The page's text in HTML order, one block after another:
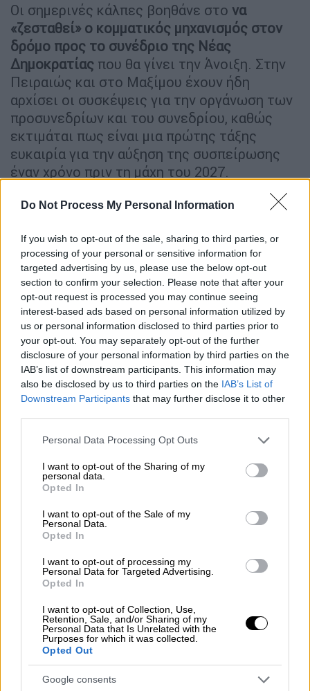
Do Not Process My Personal Information
If you wish to opt-out of the sale, sharing to third parties, or
processing of your personal or sensitive information for
targeted advertising by us, please use the below opt-out
section to confirm your selection. Please note that after your
opt-out request is processed you may continue seeing
interest-based ads based on personal information utilized by
us or personal information disclosed to third parties prior to
your opt-out. You may separately opt-out of the further
disclosure of your personal information by third parties on the
IAB’s list of downstream participants. This information may
also be disclosed by us to third parties on the IAB’s List of
Downstream Participants that may further disclose it to other
Please note that this website/app uses one or more Google
not limited to your visit or usage behaviour. You may click to
grant or deny consent to Google and its third-party tags to
use your data for below specified purposes in below Google
consent section.
Personal Data Processing Opt Outs
I want to opt-out of the Sharing of my
personal data.
Opted In
I want to opt-out of the Sale of my
Personal Data.
Opted In
I want to opt-out of processing my
Personal Data for Targeted Advertising.
Opted In
I want to opt-out of Collection, Use,
Retention, Sale, and/or Sharing of my
Personal Data that Is Unrelated with the
Purposes for which it was collected.
Opted Out
Google consents
Οι σημερινές κάλπες βοηθάνε στο να
«ζεσταθεί» ο κομματικός μηχανισμός στον
δρόμο προς το συνέδριο της Νέας
Δημοκρατίας που θα γίνει την Άνοιξη. Στην
Πειραιώς και στο Μαξίμου έχουν ήδη
αρχίσει οι συσκέψεις για την οργάνωση των
προσυνεδρίων και του συνεδρίου, καθώς
εκτιμάται πως είναι μια πρώτης τάξης
ευκαιρία για την αύξηση της συσπείρωσης
έναν χρόνο πριν τη μάχη του 2027.
Ικανοποίησηστους «γαλάζιους» προκαλεί το
Δημοκρατίας στιςδημοσκοπήσεις δείχνουν
να ανεβαίνουν λίγο, μετά από μια δύσκολη
περίοδο. Οι τελευταίες εξελίξεις στο
ενεργειακό πεδίο φαίνεται πως βοήθησαν
στην βελτίωση του κλίματος και έτσι στην
εκτίμηση ψήφου η Νέα Δημοκρατία
προσεγγίζει ή έχει φτάσει (ανάλογα με την
μέτρηση) το ψυχολογικό όριο του 30%.
Από το κυβερνών κόμμαθέλουν να
αξιοποιήσουν το momentum
εβδομάδες θα τρέξουν και μια σειρά θετικών
μέτρων στο πεδίο της οικονομίας. Για
παράδειγμα, στο τέλος της εβδομάδας θα
επίδομα των 250 ευρώ σε περίπου 1.4
εκατομμύρια δικαιούχους, ενώ πριν τις
αύξηση του 2.4% στις συντάξεις (καθώς
προκαταβάλλονται οι συντάξεις του
Ιανουαρίου).
Πάντως, αυτό δεν σημαίνει πως επικρατεί
εφησυχασμός, καθώς υπάρχουν μία σειρά
από δύσκολα θέματα που πρέπει να